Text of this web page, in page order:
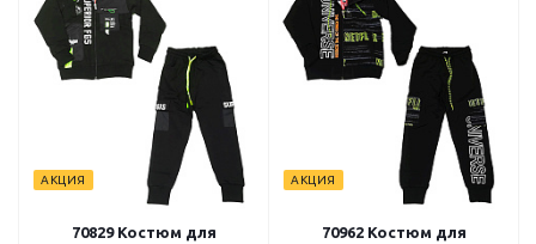
АКЦИЯ
70829 Костюм для
АКЦИЯ
70962 Костюм для